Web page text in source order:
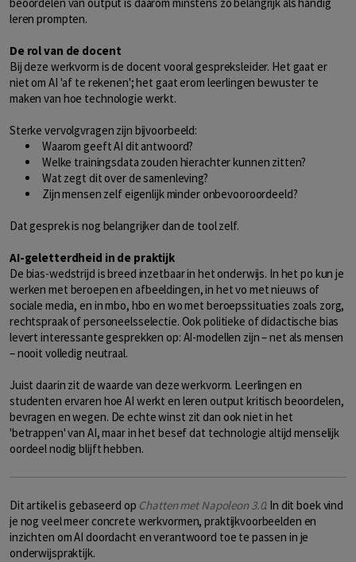
leren prompten.
De rol van de docent
Bij deze werkvorm is de docent vooral gespreksleider. Het gaat er
niet om AI 'af te rekenen'; het gaat erom leerlingen bewuster te
maken van hoe technologie werkt.
Sterke vervolgvragen zijn bijvoorbeeld:
Waarom geeft AI dit antwoord?
Welke trainingsdata zouden hierachter kunnen zitten?
Wat zegt dit over de samenleving?
Zijn mensen zelf eigenlijk minder onbevooroordeeld?
Dat gesprek is nog belangrijker dan de tool zelf.
AI-geletterdheid in de praktijk
De bias-wedstrijd is breed inzetbaar in het onderwijs. In het po kun je
werken met beroepen en afbeeldingen, in het vo met nieuws of
sociale media, en in mbo, hbo en wo met beroepssituaties zoals zorg,
rechtspraak of personeelsselectie. Ook politieke of didactische bias
levert interessante gesprekken op: AI-modellen zijn – net als mensen
– nooit volledig neutraal.
Juist daarin zit de waarde van deze werkvorm. Leerlingen en
studenten ervaren hoe AI werkt en leren output kritisch beoordelen,
bevragen en wegen. De echte winst zit dan ook niet in het
'betrappen' van AI, maar in het besef dat technologie altijd menselijk
oordeel nodig blijft hebben.
Dit artikel is gebaseerd op Chatten met Napoleon 3.0. In dit boek vind
je nog veel meer concrete werkvormen, praktijkvoorbeelden en
inzichten om AI doordacht en verantwoord toe te passen in je
onderwijspraktijk.